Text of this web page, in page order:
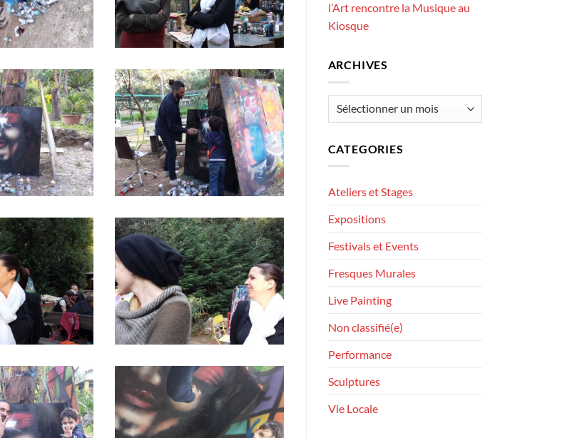
l’Art rencontre la Musique au
Kiosque
ARCHIVES
Archives
CATEGORIES
Ateliers et Stages
Expositions
Festivals et Events
Fresques Murales
Live Painting
Non classifié(e)
Performance
Sculptures
Vie Locale